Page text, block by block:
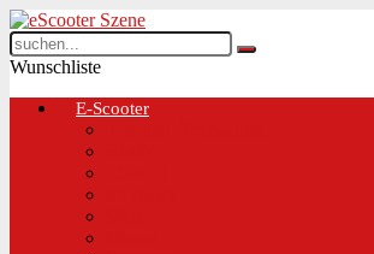
Wunschliste
E-Scooter